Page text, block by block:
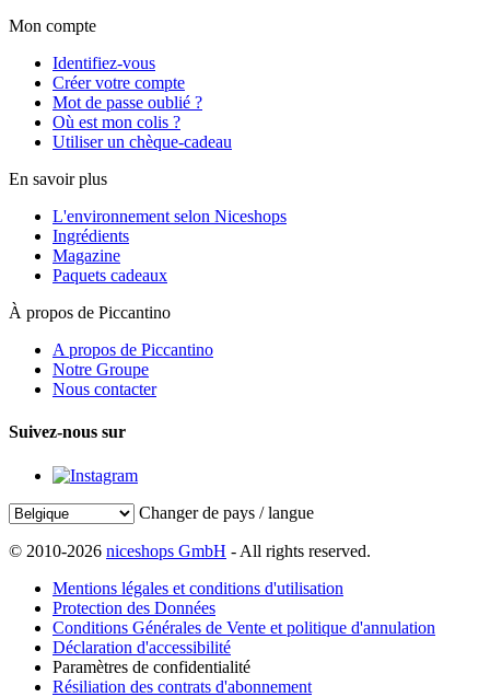
Mon compte
Identifiez-vous
Créer votre compte
Mot de passe oublié ?
Où est mon colis ?
Utiliser un chèque-cadeau
En savoir plus
L'environnement selon Niceshops
Ingrédients
Magazine
Paquets cadeaux
À propos de Piccantino
A propos de Piccantino
Notre Groupe
Nous contacter
Suivez-nous sur
Changer de pays / langue
© 2010-2026 niceshops GmbH - All rights reserved.
Mentions légales et conditions d'utilisation
Protection des Données
Conditions Générales de Vente et politique d'annulation
Déclaration d'accessibilité
Paramètres de confidentialité
Résiliation des contrats d'abonnement